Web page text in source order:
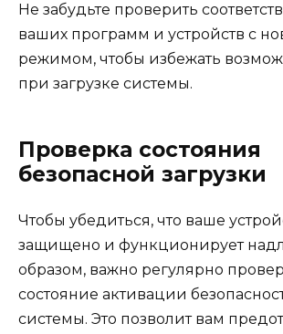
Не забудьте проверить
ваших программ и устройств с
режимом, чтобы избежать
при загрузке системы.
Проверка состояния
безопасной загрузки
Чтобы убедиться, что ваше
защищено и функционирует
образом, важно регулярно
состояние активации
системы. Это позволит вам